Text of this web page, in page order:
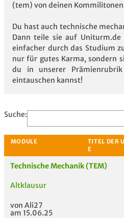
(tem) von deinen
Du hast auch technische
Dann teile sie auf
einfacher durch das Studium
nur für gutes Karma, sondern
du in unserer Prämienrubrik
eintauschen kannst!
Suche:
Technische Mechanik (TEM)
Altklausur
von Ali27
am 15.06.25